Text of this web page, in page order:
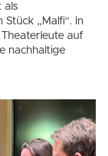
als
„Malfi“. In
auf
nachhaltige